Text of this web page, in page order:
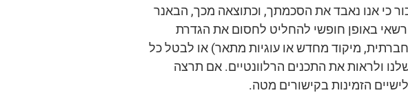
כי אנו נאבד את הסכמתך, וכתוצאה מכך, הבאנר
רשאי באופן חופשי להחליט לחסום את הגדרת
חברתית, מיקוד מחדש או עוגיות מתאר) או לבטל כל
ולראות את התכנים הרלוונטיים. אם תרצה
הזמינות בקישורים מטה.